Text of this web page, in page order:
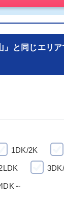
」と同じエリ
1DK/2K
～